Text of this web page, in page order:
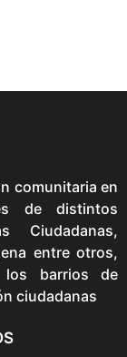
comunitaria en
de distintos
Ciudadanas,
entre otros,
barrios de
ciudadanas